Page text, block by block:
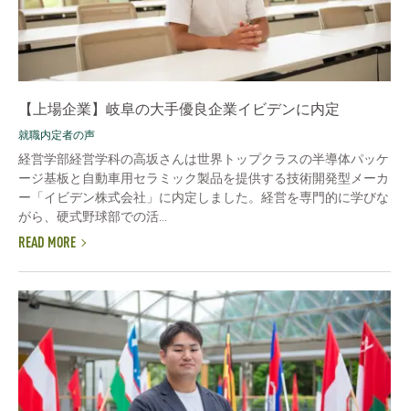
【上場企業】岐阜の大手優良企業イビデンに内定
就職内定者の声
経営学部経営学科の高坂さんは世界トップクラスの半導体パッケ
ージ基板と自動車用セラミック製品を提供する技術開発型メーカ
ー「イビデン株式会社」に内定しました。経営を専門的に学びな
がら、硬式野球部での活...
READ MORE